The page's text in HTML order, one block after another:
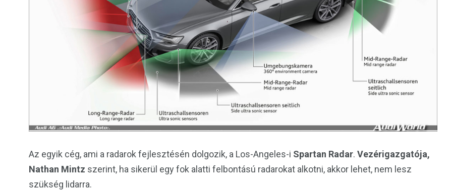
Az egyik cég, ami a radarok fejlesztésén dolgozik, a Los-Angeles-i Spartan Radar. Vezérigazgatója,
Nathan Mintz szerint, ha sikerül egy fok alatti felbontású radarokat alkotni, akkor lehet, nem lesz
szükség lidarra.